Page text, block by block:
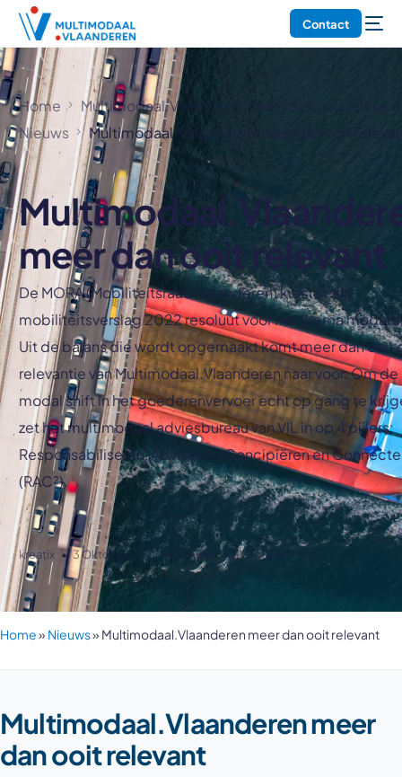
Contact
Home
Multimodaal.Vlaanderen meer dan ooit relevant
Nieuws
Multimodaal.Vlaanderen meer dan ooit
meer dan ooit relevant
De MORA (Mobiliteitsraad Vlaanderen) kiest in zijn
mobiliteitsverslag 2022 resoluut voor het thema modal
Uit de balans die wordt opgemaakt komt meer dan ooit
relevantie van Multimodaal.Vlaanderen naar voor. Om de
modal shift in het goederenvervoer echt op gang te
zet het multimodaal adviesbureau van VIL in op 4 pijlers:
Responsabiliseren, Adviseren, Concipiëren en
(RAC²).
kreatix 3 Oktober 2022 Nieuws 1 Min Read
Home»Nieuws»Multimodaal.Vlaanderen meer dan ooit relevant
Multimodaal.Vlaanderen meer
dan ooit relevant